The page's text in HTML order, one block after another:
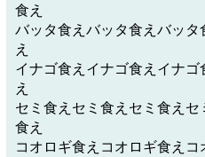
食え
バッタ食えバッタ食えバッ
え
イナゴ食えイナゴ食えイナ
え
セミ食えセミ食えセミ食え
食え
コオロギ食えコオロギ食え